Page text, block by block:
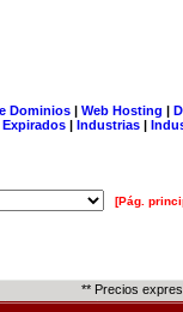
Dominios| Web Hosting |
| Industrias |
[Pág.
** Precios